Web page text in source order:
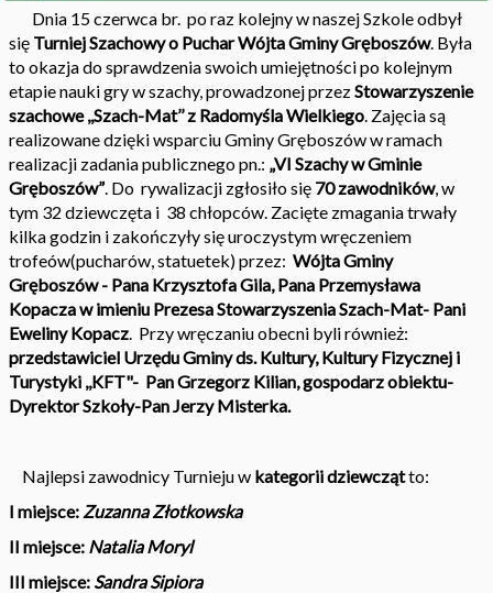
Dnia 15 czerwca br. po raz kolejny w naszej Szkole odbył
się Turniej Szachowy o Puchar Wójta Gminy Gręboszów. Była
to okazja do sprawdzenia swoich umiejętności po kolejnym
etapie nauki gry w szachy, prowadzonej przezStowarzyszenie
szachowe ,,Szach-Mat’’ z Radomyśla Wielkiego. Zajęcia są
realizowane dzięki wsparciu Gminy Gręboszów w ramach
realizacji zadania publicznego pn.: „VI Szachy w Gminie
Gręboszów”. Do rywalizacji zgłosiło się 70 zawodników, w
tym 32 dziewczęta i 38 chłopców. Zacięte zmagania trwały
kilka godzin i zakończyły się uroczystym wręczeniem
trofeów(pucharów, statuetek) przez: Wójta Gminy
Gręboszów - Pana Krzysztofa Gila, Pana Przemysława
Kopacza w imieniu Prezesa Stowarzyszenia Szach-Mat- Pani
Eweliny Kopacz. Przy wręczaniu obecni byli również:
przedstawiciel Urzędu Gminy ds. Kultury, Kultury Fizycznej i
Turystyki ,,KFT"- Pan Grzegorz Kilian, gospodarz obiektu-
Dyrektor Szkoły-Pan Jerzy Misterka.
Najlepsi zawodnicy Turnieju w kategorii dziewczątto:
I miejsce: Zuzanna Złotkowska
II miejsce: Natalia Moryl
III miejsce: Sandra Sipiora